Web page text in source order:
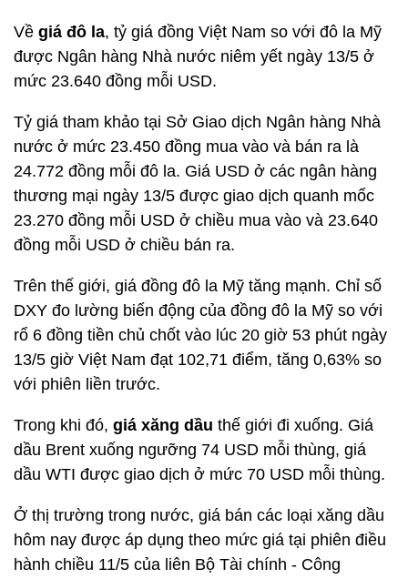
Về giá đô la, tỷ giá đồng Việt Nam so với đô la Mỹ
được Ngân hàng Nhà nước niêm yết ngày 13/5 ở
mức 23.640 đồng mỗi USD.
Tỷ giá tham khảo tại Sở Giao dịch Ngân hàng Nhà
nước ở mức 23.450 đồng mua vào và bán ra là
24.772 đồng mỗi đô la. Giá USD ở các ngân hàng
thương mại ngày 13/5 được giao dịch quanh mốc
23.270 đồng mỗi USD ở chiều mua vào và 23.640
đồng mỗi USD ở chiều bán ra.
Trên thế giới, giá đồng đô la Mỹ tăng mạnh. Chỉ số
DXY đo lường biến động của đồng đô la Mỹ so với
rổ 6 đồng tiền chủ chốt vào lúc 20 giờ 53 phút ngày
13/5 giờ Việt Nam đạt 102,71 điểm, tăng 0,63% so
với phiên liền trước.
Trong khi đó, giá xăng dầu thế giới đi xuống. Giá
dầu Brent xuống ngưỡng 74 USD mỗi thùng, giá
dầu WTI được giao dịch ở mức 70 USD mỗi thùng.
Ở thị trường trong nước, giá bán các loại xăng dầu
hôm nay được áp dụng theo mức giá tại phiên điều
hành chiều 11/5 của liên Bộ Tài chính - Công